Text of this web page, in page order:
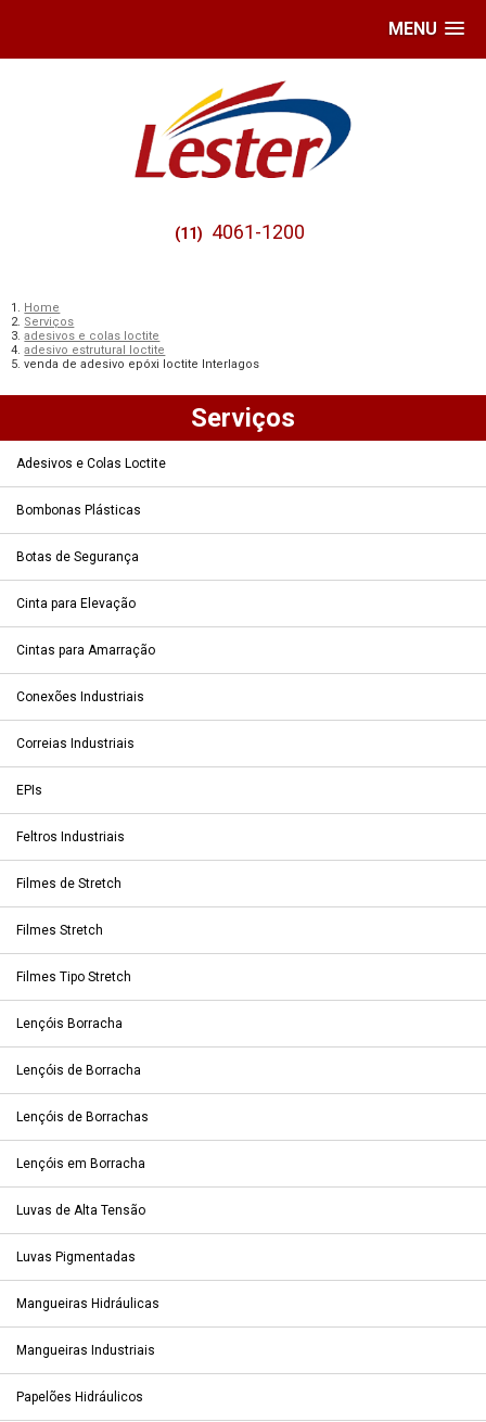
MENU
(11) 4061-1200
Home
Serviços
adesivos e colas loctite
adesivo estrutural loctite
venda de adesivo epóxi loctite Interlagos
Serviços
Adesivos e Colas Loctite
Bombonas Plásticas
Botas de Segurança
Cinta para Elevação
Cintas para Amarração
Conexões Industriais
Correias Industriais
EPIs
Feltros Industriais
Filmes de Stretch
Filmes Stretch
Filmes Tipo Stretch
Lençóis Borracha
Lençóis de Borracha
Lençóis de Borrachas
Lençóis em Borracha
Luvas de Alta Tensão
Luvas Pigmentadas
Mangueiras Hidráulicas
Mangueiras Industriais
Papelões Hidráulicos